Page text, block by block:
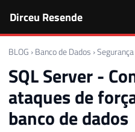
Dirceu Resende
BLOG › Banco de Dados ›Segurança
SQL Server -
ataques de
banco de dados